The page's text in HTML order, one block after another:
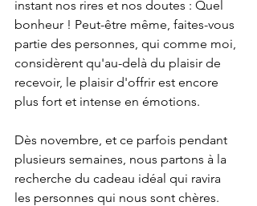
instant nos rires et nos doutes : Quel
bonheur ! Peut-être même, faites-vous
partie des personnes, qui comme moi,
considèrent qu'au-delà du plaisir de
recevoir, le plaisir d'offrir est encore
plus fort et intense en émotions.
Dès novembre, et ce parfois pendant
plusieurs semaines, nous partons à la
recherche du cadeau idéal qui ravira
les personnes qui nous sont chères.